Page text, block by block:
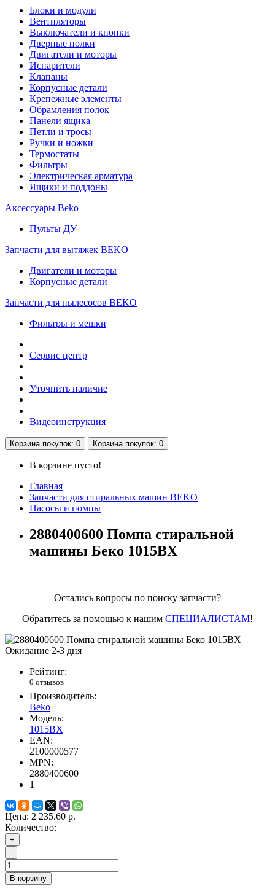
Блоки и модули
Вентиляторы
Выключатели и кнопки
Дверные полки
Двигатели и моторы
Испарители
Клапаны
Корпусные детали
Крепежные элементы
Обрамления полок
Панели ящика
Петли и тросы
Ручки и ножки
Термостаты
Фильтры
Электрическая арматура
Ящики и поддоны
Аксессуары Beko
Пульты ДУ
Запчасти для вытяжек BEKO
Двигатели и моторы
Корпусные детали
Запчасти для пылесосов BEKO
Фильтры и мешки
Сервис центр
Уточнить наличие
Видеоинструкция
Корзинапокупок: 0 Корзинапокупок: 0
В корзине пусто!
Главная
Запчасти для стиральных машин BEKO
Насосы и помпы
2880400600 Помпа стиральной
машины Беко 1015BX
Остались вопросы по поиску запчасти?
Обратитесь за помощью к нашим СПЕЦИАЛИСТАМ!
Ожидание 2-3 дня
Рейтинг:
0 отзывов
Производитель:
Beko
Модель:
1015BX
EAN:
2100000577
MPN:
2880400600
1
Цена: 2 235.60 р.
Количество:
+
-
В корзину